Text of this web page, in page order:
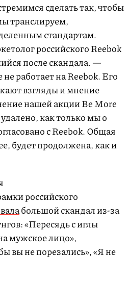
сделать так, чтобы
транслируем,
стандартам.
российского Reebok
после скандала. —
работает на Reebok. Его
взгляды и мнение
нашей акции Be More
как только мы о
с Reebok. Общая
будет продолжена, как и
российского
большой скандал из-за
«Пересядь с иглы
мужское лицо»,
вы не порезались», «Я не